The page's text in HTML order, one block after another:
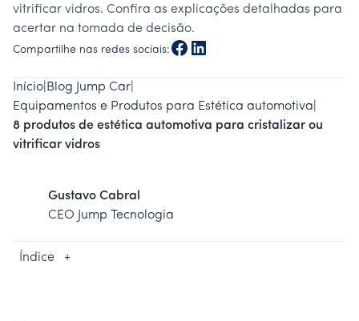
vitrificar vidros. Confira as explicações detalhadas para
acertar na tomada de decisão.
Compartilhe nas redes sociais:
Início Blog Jump Car
Equipamentos e Produtos para Estética automotiva
8 produtos de estética automotiva para cristalizar ou
vitrificar vidros
Gustavo Cabral
CEO Jump Tecnologia
Índice +